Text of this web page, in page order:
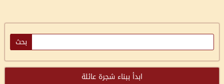
ابدأ ببناء شجرة عائلة